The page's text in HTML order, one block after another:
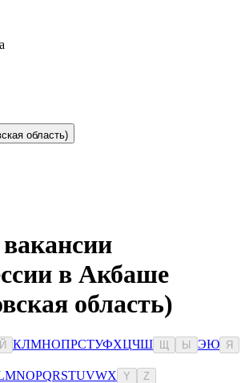
область)
в Акбаше
область)
Й КЛМНОПРСТУФХЦЧШ Ы ЭЮ Я
MNOPQRSTUVWX Y Z